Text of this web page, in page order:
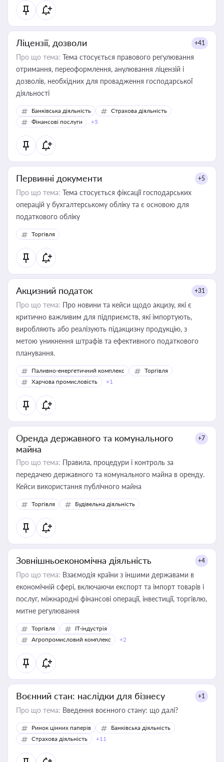
Ліцензії, дозволи +41
Про що тема: Тема стосується правового регулювання
отримання, переоформлення, анулювання ліцензій і
дозволів, необхідних для провадження господарської
діяльності
Банківська діяльність
Страхова діяльність
Фінансові послуги
+5
Первинні документи +5
Про що тема: Тема стосується фіксації господарських
операцій у бухгалтерському обліку та є основою для
податкового обліку
Торгівля
Акцизний податок +31
Про що тема: Про новини та кейси щодо акцизу, які є
критично важливим для підприємств, які імпортують,
виробляють або реалізують підакцизну продукцію, з
метою уникнення штрафів та ефективного податкового
планування.
Паливно-енергетичний комплекс
Торгівля
Харчова промисловість
+1
Оренда державного та комунального
майна
+7
Про що тема: Правила, процедури і контроль за
передачею державного та комунального майна в оренду.
Кейси використання публічного майна
Торгівля Будівельна діяльність
Зовнішньоекономічна діяльність +4
Про що тема: Взаємодія країни з іншими державами в
економічній сфері, включаючи експорт та імпорт товарів і
послуг, міжнародні фінансові операції, інвестиції, торгівлю,
митне регулювання
Торгівля
IT-індустрія
Агропромисловий комплекс
+2
Воєнний стан: наслідки для бізнесу +1
Про що тема: Введення воєнного стану: що далі?
Ринок цінних паперів
Банківська діяльність
Страхова діяльність
+11